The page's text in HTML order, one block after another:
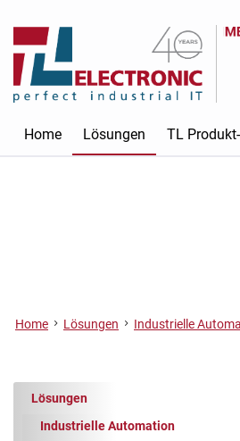
Home Lösungen TL
Home Lösungen Industrielle
Lösungen
Industrielle Automation